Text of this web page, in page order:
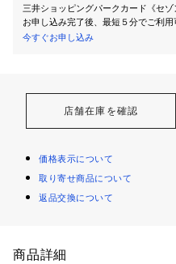
三井ショッピングパークカード《セ
お申し込み完了後、最短５分でご利用
今すぐお申し込み
店舗在庫を確認
価格表示について
取り寄せ商品について
返品交換について
商品詳細